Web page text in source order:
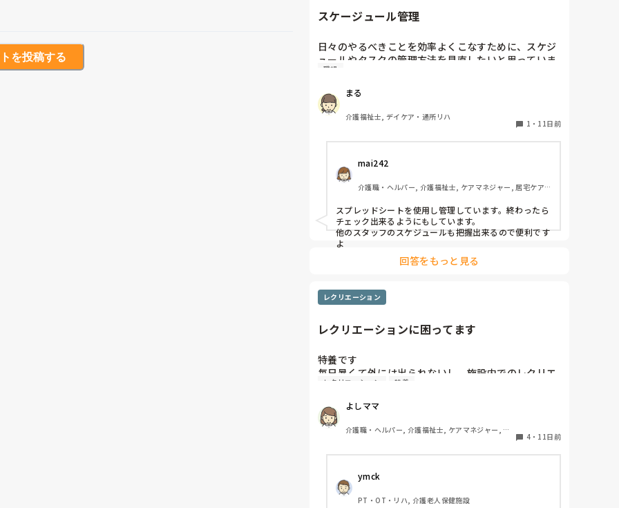
を投稿する
スケージュール管理
日々のやるべきことを効率よくこなすために、スケジ
ュールやタスクの管理方法を見直したいと思っていま
す。手帳やアプリ、チェックリストなど、みなさんが
えていただきたいです。日常のスケジュール調整をス
ムーズに行うためのコツは何ですか？
職場
まる
介護福祉士, デイケア・通所リハ
1 ・ 11日前
mai242
介護職・ヘルパー, 介護福祉士, ケアマネジャー, 居宅ケア
スプレッドシートを使用し管理しています。終わったら
チェック出来るようにもしています。
他のスタッフのスケジュールも把握出来るので便利です
よ
回答をもっと見る
レクリエーション
レクリエーションに困ってます
特養です
毎日暑くて外には出られないし、施設内でのレクリエ
ーションはどんな事をされてますか？
レクリエーション 特養
よしママ
介護職・ヘルパー, 介護福祉士, ケアマネジャー, 従
4・ 11日前
ymck
PT・OT・リハ, 介護老人保健施設